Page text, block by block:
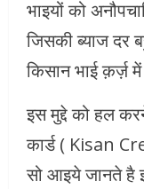
भाइयों को
जिसकी ब्याज दर
किसान भाई क़र्ज़
इस मुद्दे को हल
कार्ड ( Kisan
सो आइये जानते